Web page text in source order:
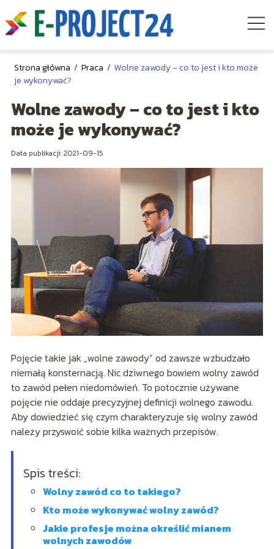
Strona główna / Praca / Wolne zawody – co to jest i kto może
je wykonywać?
Wolne zawody – co to jest i kto
może je wykonywać?
Data publikacji: 2021-09-15
Pojęcie takie jak „wolne zawody” od zawsze wzbudzało
niemałą konsternacją. Nic dziwnego bowiem wolny zawód
to zawód pełen niedomówień. To potocznie używane
pojęcie nie oddaje precyzyjnej definicji wolnego zawodu.
Aby dowiedzieć się czym charakteryzuje się wolny zawód
należy przyswoić sobie kilka ważnych przepisów.
Spis treści:
Wolny zawód co to takiego?
Kto może wykonywać wolny zawód?
Jakie profesje można określić mianem
wolnych zawodów